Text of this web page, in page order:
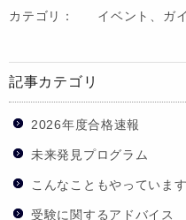
カテゴリ： イベント、ガ
記事カテゴリ
2026年度合格速報
未来発見プログラム
こんなこともやっています
受験に関するアドバイス